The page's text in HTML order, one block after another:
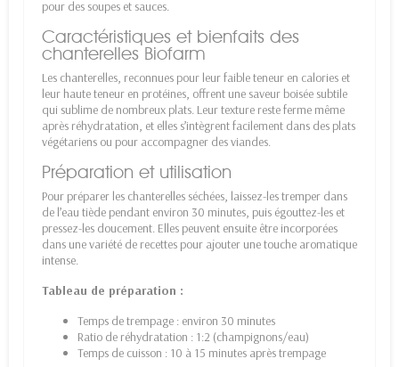
pour des soupes et sauces.
Caractéristiques et bienfaits des
chanterelles Biofarm
Les chanterelles, reconnues pour leur faible teneur en calories et
leur haute teneur en protéines, offrent une saveur boisée subtile
qui sublime de nombreux plats. Leur texture reste ferme même
après réhydratation, et elles s’intègrent facilement dans des plats
végétariens ou pour accompagner des viandes.
Préparation et utilisation
Pour préparer les chanterelles séchées, laissez-les tremper dans
de l’eau tiède pendant environ 30 minutes, puis égouttez-les et
pressez-les doucement. Elles peuvent ensuite être incorporées
dans une variété de recettes pour ajouter une touche aromatique
intense.
Tableau de préparation :
Temps de trempage : environ 30 minutes
Ratio de réhydratation : 1:2 (champignons/eau)
Temps de cuisson : 10 à 15 minutes après trempage